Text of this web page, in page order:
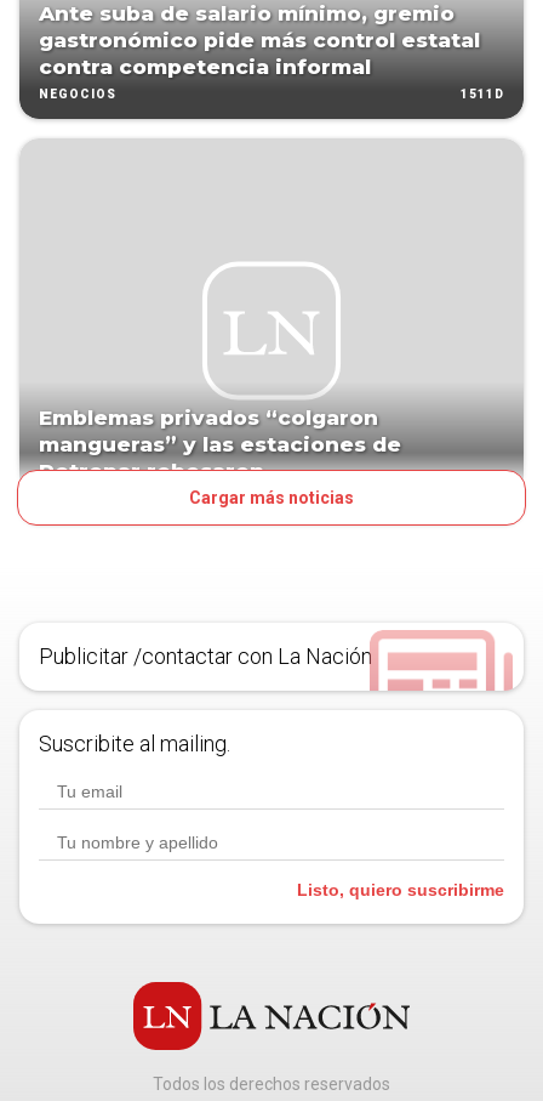
Ante suba de salario mínimo, gremio
gastronómico pide más control estatal
contra competencia informal
NEGOCIOS 1511D
Emblemas privados “colgaron
mangueras” y las estaciones de
Petropar rebosaron
Cargar más noticias
Publicitar /contactar con La Nación
Suscribite al mailing.
Listo, quiero suscribirme
Todos los derechos reservados